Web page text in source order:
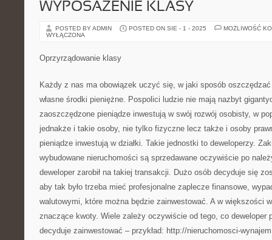
WYPOSAŻENIE KLASY
POSTED BY ADMIN POSTED ON SIE - 1 - 2025
MOŻLIWOŚĆ
WYŁĄCZONA
Oprzyrządowanie klasy
Każdy z nas ma obowiązek uczyć się, w jaki sposób
własne środki pieniężne. Pospolici ludzie nie mają nazbyt
zaoszczędzone pieniądze inwestują w swój rozwój osobisty, w
jednakże i takie osoby, nie tylko fizyczne lecz także i osoby
pieniądze inwestują w działki. Takie jednostki to deweloperzy.
wybudowane nieruchomości są sprzedawane oczywiście po
deweloper zarobił na takiej transakcji. Dużo osób decyduje się
aby tak było trzeba mieć profesjonalne zaplecze finansowe,
walutowymi, które można będzie zainwestować. A w większości
znaczące kwoty. Wiele zależy oczywiście od tego, co deweloper
decyduje zainwestować – przykład: http://nieruchomosci-